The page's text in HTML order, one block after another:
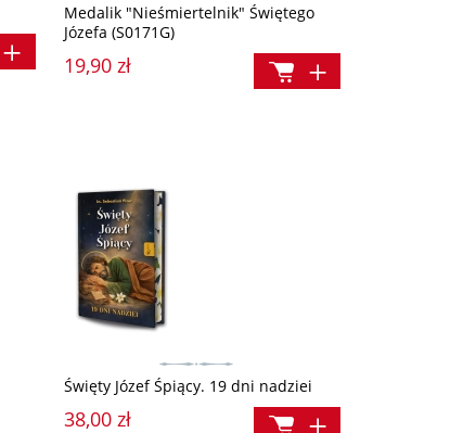
Dzieje Jezusa dla dzieci
99,00 zł
14,90 zł
Medalik "Nieśmiertelnik" Świętego
Józefa (S0171G)
19,90 zł
Święty Józef Śpiący. 19 dni nadziei
38,00 zł